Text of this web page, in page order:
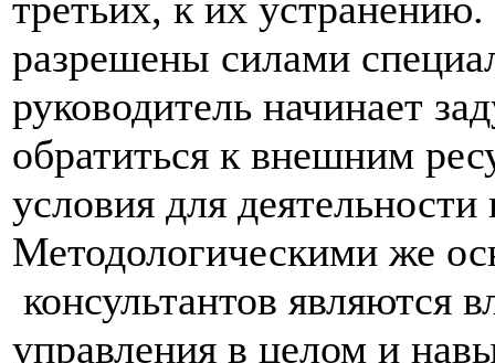
разрешены силами
руководитель начинает
обратиться к внешним
условия для деятельности
Методологическими же
консультантов являются
управления в целом и